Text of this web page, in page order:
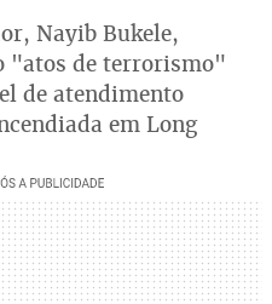
Nayib Bukele,
"atos de terrorismo"
de atendimento
em Long